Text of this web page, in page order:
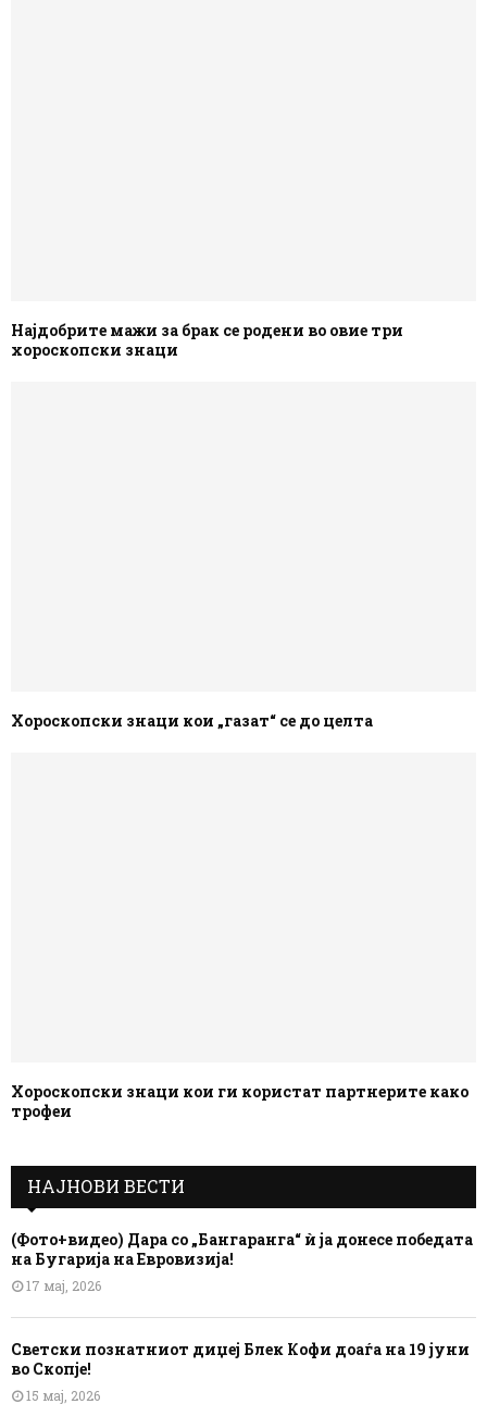
Најдобрите мажи за брак се родени во овие три
хороскопски знаци
Хороскопски знаци кои „газат“ се до целта
Хороскопски знаци кои ги користат партнерите како
трофеи
НАЈНОВИ ВЕСТИ
(Фото+видео) Дара со „Бангаранга“ ѝ ја донесе победата
на Бугарија на Евровизија!
17 мај, 2026
Светски познатниот диџеј Блек Кофи доаѓа на 19 јуни
во Скопје!
15 мај, 2026